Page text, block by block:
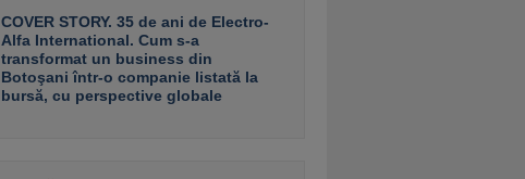
COVER STORY. 35 de ani de Electro-
Alfa International. Cum s-a
transformat un business din
Botoşani într-o companie listată la
bursă, cu perspective globale